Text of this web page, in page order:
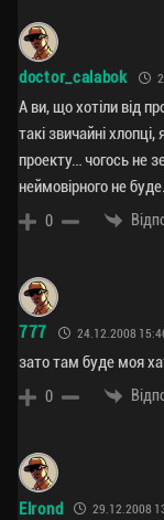
doctor_calabok
А ви, що хотіли від
такі звичайні хлопці,
проекту… чогось не
неймовірного не буде.
0
777 24.12.2008
зато там буде моя
0
Elrond 29.12.2008